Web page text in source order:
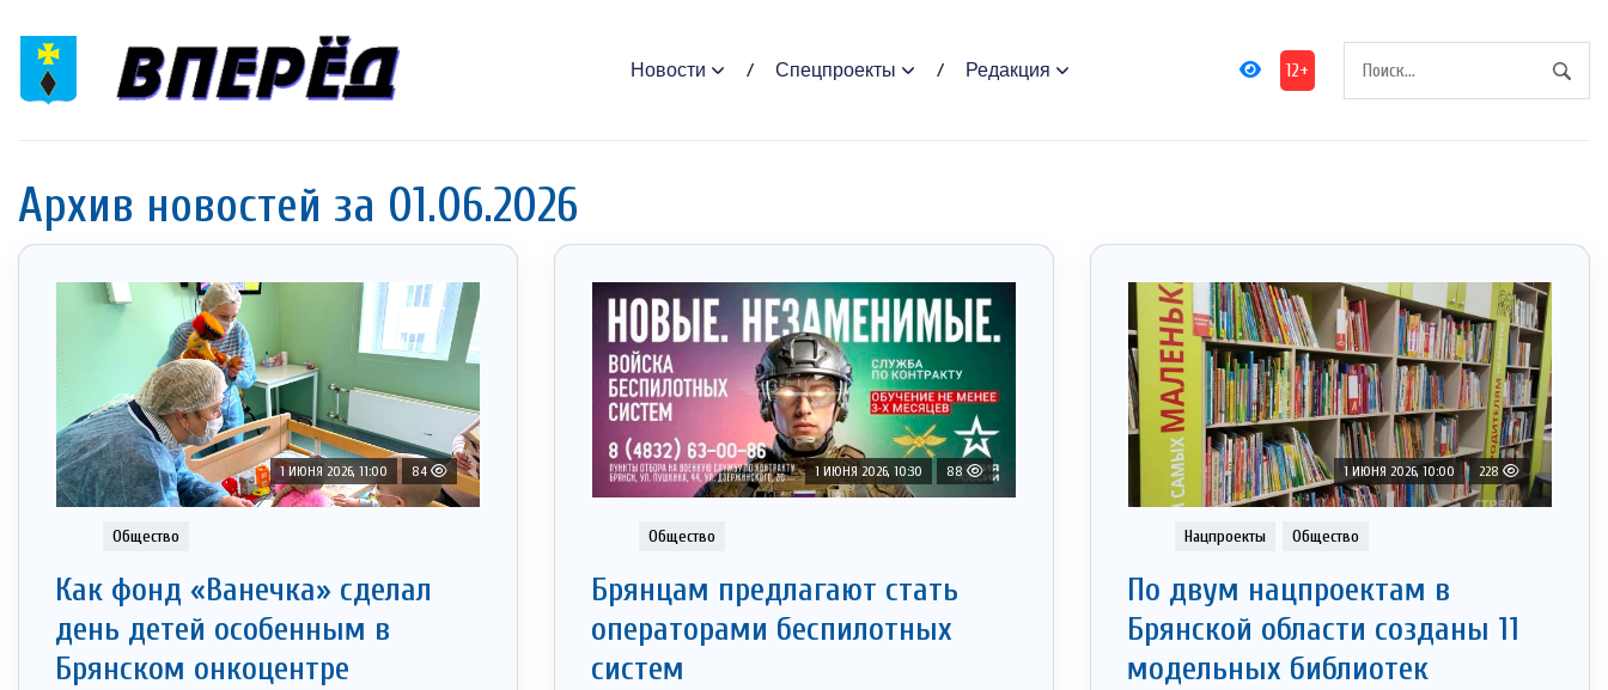
Новости Спецпроекты Редакция 12+
Архив новостей за 01.06.2026
1 ИЮНЯ 2026, 11:00 84
Общество
Как фонд «Ванечка» сделал
день детей особенным в
Брянском онкоцентре
1 ИЮНЯ 2026, 10:30 88
Общество
Брянцам предлагают стать
оперaторами бeспилотных
систeм
1 ИЮНЯ 2026, 10:00 228
Нацпроекты Общество
По двум нацпроектам в
Брянской области созданы 11
модельных библиотек